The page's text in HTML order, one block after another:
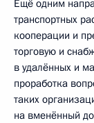
Ещё одним
транспортных
кооперации и
торговую и
в удалённых и
проработка
таких
на вменённый